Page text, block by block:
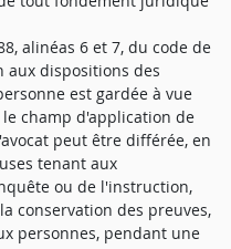
alinéas 6 et 7, du code de
aux dispositions des
est gardée à vue
champ d'application de
peut être différée, en
tenant aux
ou de l'instruction,
conservation des preuves,
personnes, pendant une